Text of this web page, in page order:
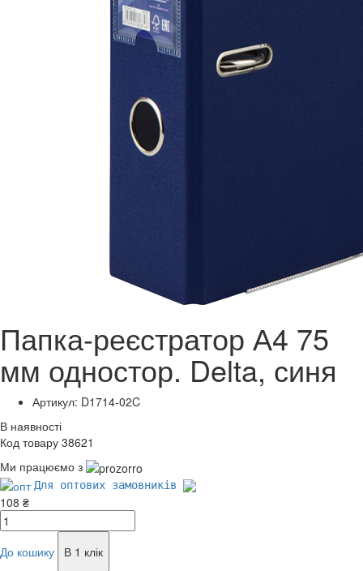
Папка-реєстратор А4 75
мм одностор. Delta, синя
Артикул: D1714-02C
В наявності
Код товару 38621
Ми працюємо з
Для оптових замовників
108 ₴
До кошику
В 1 клік